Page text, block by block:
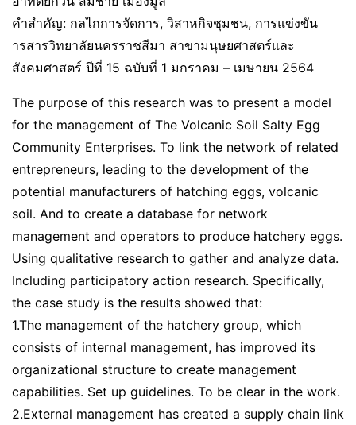
คำสำคัญ: กลไกการจัดการ, วิสาหกิจชุมชน, การแข่งขัน
ารสารวิทยาลัยนครราชสีมา สาขามนุษยศาสตร์และ
สังคมศาสตร์ ปีที่ 15 ฉบับที่ 1 มกราคม – เมษายน 2564
The purpose of this research was to present a model
for the management of The Volcanic Soil Salty Egg
Community Enterprises. To link the network of related
entrepreneurs, leading to the development of the
potential manufacturers of hatching eggs, volcanic
soil. And to create a database for network
management and operators to produce hatchery eggs.
Using qualitative research to gather and analyze data.
Including participatory action research. Specifically,
the case study is the results showed that:
1.The management of the hatchery group, which
consists of internal management, has improved its
organizational structure to create management
capabilities. Set up guidelines. To be clear in the work.
2.External management has created a supply chain link